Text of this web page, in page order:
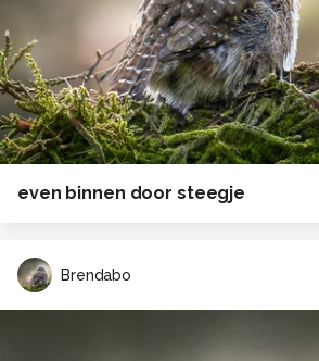
even binnen door steegje
Brendabo